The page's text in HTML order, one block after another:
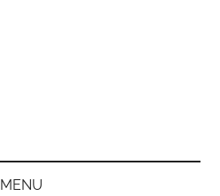
MENU